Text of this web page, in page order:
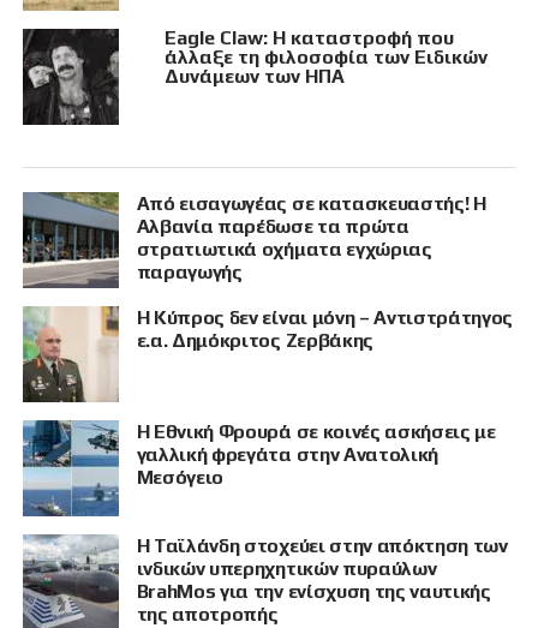
Eagle Claw: Η καταστροφή που
άλλαξε τη φιλοσοφία των Ειδικών
Δυνάμεων των ΗΠΑ
Από εισαγωγέας σε κατασκευαστής! Η
Αλβανία παρέδωσε τα πρώτα
στρατιωτικά οχήματα εγχώριας
παραγωγής
Η Κύπρος δεν είναι μόνη – Αντιστράτηγος
ε.α. Δημόκριτος Ζερβάκης
Η Εθνική Φρουρά σε κοινές ασκήσεις με
γαλλική φρεγάτα στην Ανατολική
Μεσόγειο
Η Ταϊλάνδη στοχεύει στην απόκτηση των
ινδικών υπερηχητικών πυραύλων
BrahMos για την ενίσχυση της ναυτικής
της αποτροπής